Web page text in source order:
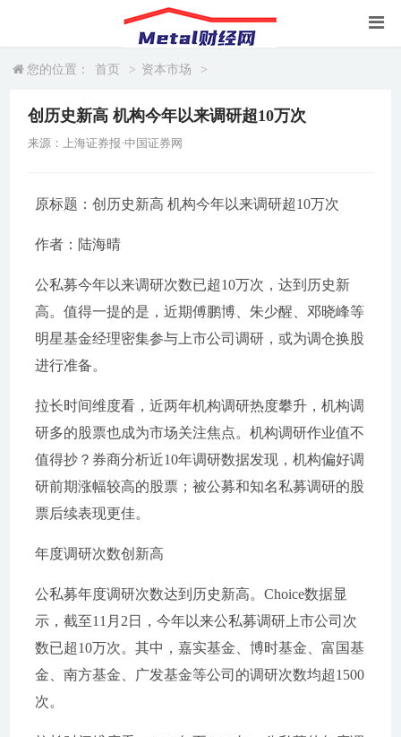
您的位置： 首页 > 资本市场 >
创历史新高 机构今年以来调研超10万次
来源：上海证券报·中国证券网
原标题：创历史新高 机构今年以来调研超10万次
作者：陆海晴
公私募今年以来调研次数已超10万次，达到历史新
高。值得一提的是，近期傅鹏博、朱少醒、邓晓峰等
明星基金经理密集参与上市公司调研，或为调仓换股
进行准备。
拉长时间维度看，近两年机构调研热度攀升，机构调
研多的股票也成为市场关注焦点。机构调研作业值不
值得抄？券商分析近10年调研数据发现，机构偏好调
研前期涨幅较高的股票；被公募和知名私募调研的股
票后续表现更佳。
年度调研次数创新高
公私募年度调研次数达到历史新高。Choice数据显
示，截至11月2日，今年以来公私募调研上市公司次
数已超10万次。其中，嘉实基金、博时基金、富国基
金、南方基金、广发基金等公司的调研次数均超1500
次。